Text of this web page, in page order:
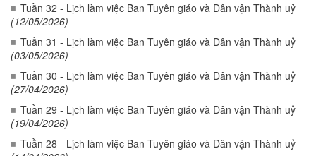
Tuần 32 - Lịch làm việc Ban Tuyên giáo và Dân vận Thành uỷ
(12/05/2026)
Tuần 31 - Lịch làm việc Ban Tuyên giáo và Dân vận Thành uỷ
(03/05/2026)
Tuần 30 - Lịch làm việc Ban Tuyên giáo và Dân vận Thành uỷ
(27/04/2026)
Tuần 29 - Lịch làm việc Ban Tuyên giáo và Dân vận Thành uỷ
(19/04/2026)
Tuần 28 - Lịch làm việc Ban Tuyên giáo và Dân vận Thành uỷ